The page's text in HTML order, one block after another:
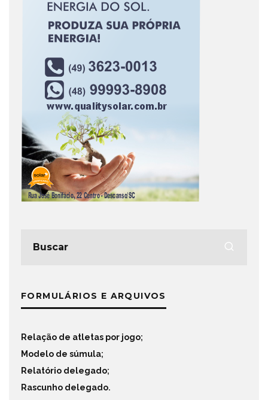
FORMULÁRIOS E ARQUIVOS
Relação de atletas por jogo;
Modelo de súmula;
Relatório delegado;
Rascunho delegado.